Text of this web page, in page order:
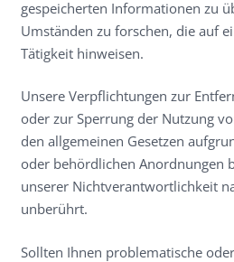
gespeicherten Informationen zu
Umständen zu forschen, die auf
Tätigkeit hinweisen.
Unsere Verpflichtungen zur
oder zur Sperrung der Nutzung
den allgemeinen Gesetzen
oder behördlichen Anordnungen
unserer Nichtverantwortlichkeit
unberührt.
Sollten Ihnen problematische